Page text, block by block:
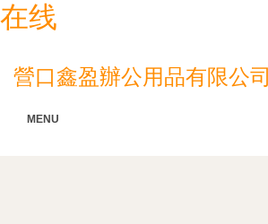
在线
營口鑫盈辦公用品有限公司
MENU